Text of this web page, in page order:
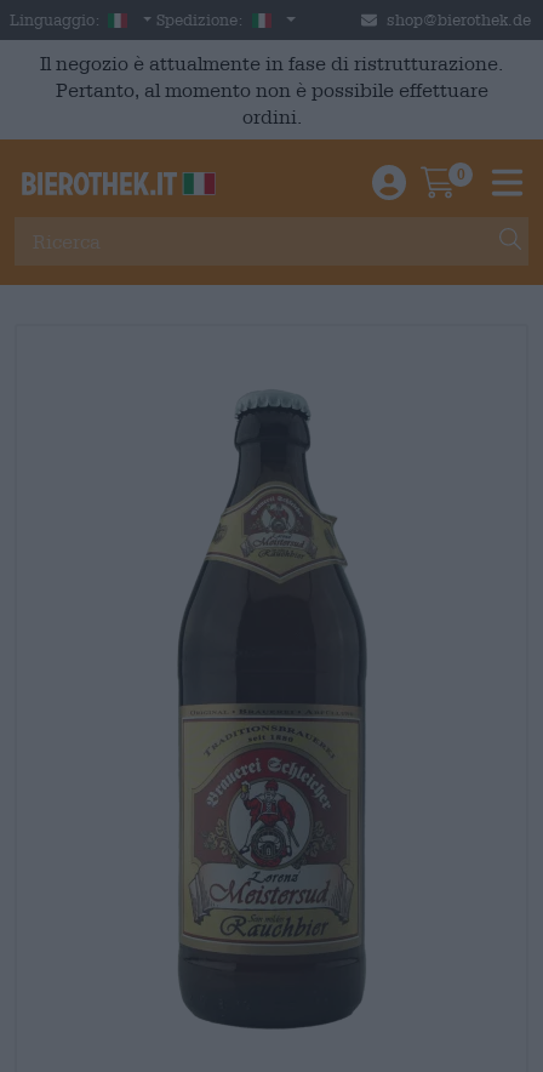
Skip to main content
Linguaggio: Italian
Spedizione: Italia shop@bierothek.de
Il negozio è attualmente in fase di ristrutturazione.
Pertanto, al momento non è possibile effettuare
ordini.
Einloggen /
0